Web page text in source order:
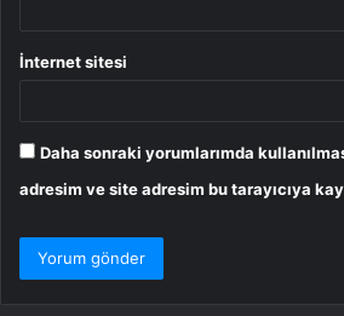
İnternet sitesi
Daha sonraki yorumlarımda
adresim ve site adresim bu tarayıcıya